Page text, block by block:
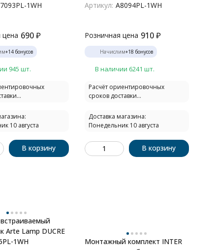
1WH
цена 690 ₽
+14бонусов
945 шт.
10 августа
В корзину
Артикул: A8094PL-1WH
Розничная цена 910 ₽
Начислим+18 бонусов
В наличии 6241 шт.
Расчёт ориентировочных
сроков доставки...
Доставка магазина:
Понедельник 10 августа
В корзину
Arte Lamp DUCRE
1WH
Монтажный комплект INTER